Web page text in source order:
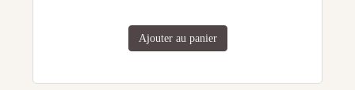
Ajouter au panier